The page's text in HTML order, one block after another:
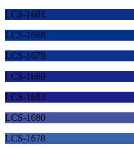
LCS-1681
LCS-1668
LCS-1679
LCS-1669
LCS-1683
LCS-1680
LCS-1678